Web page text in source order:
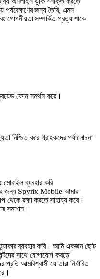
পর্যবেক্ষণের জন্য তৈরি, এমন
গোপনীয়তা সম্পর্কিত প্রত্যাশাকে
ফোন সমর্থন করে।
নিশ্চিত করে গ্রাহকদের পর্যালোচনা
মোবাইল ব্যবহার করি
জন্য Spyrix Mobile আমার
থেকে রক্ষা করতে সাহায্য করে।
সমাধান।
ব্যবহার করি। আমি একজন ছোট
সাথে যোগাযোগ করতে
আত্মবিশ্বাসী যে তারা নির্ধারিত